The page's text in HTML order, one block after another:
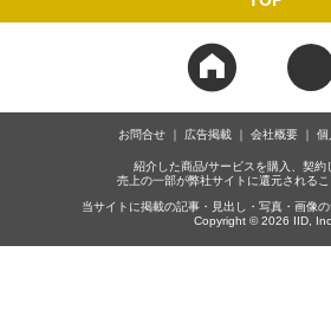
お問合せ 広告掲載 会社概要 個
紹介した商品/サービスを購入、契約
売上の一部が弊社サイトに還元されるこ
当サイトに掲載の記事・見出し・写真・画像の
Copyright © 2026 IID, Inc.